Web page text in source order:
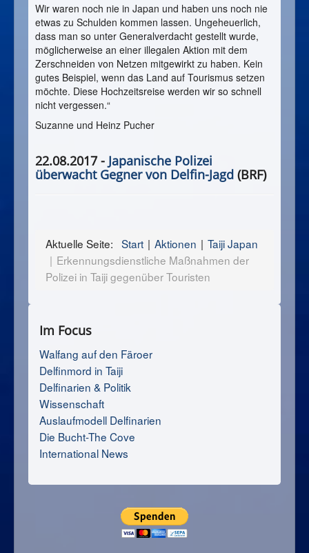
Wir waren noch nie in Japan und haben uns noch nie
etwas zu Schulden kommen lassen. Ungeheuerlich,
dass man so unter Generalverdacht gestellt wurde,
möglicherweise an einer illegalen Aktion mit dem
Zerschneiden von Netzen mitgewirkt zu haben. Kein
gutes Beispiel, wenn das Land auf Tourismus setzen
möchte. Diese Hochzeitsreise werden wir so schnell
nicht vergessen.“
Suzanne und Heinz Pucher
22.08.2017 - Japanische Polizei
überwacht Gegner von Delfin-Jagd (BRF)
Aktuelle Seite: Start Aktionen
Taiji Japan
Erkennungsdienstliche Maßnahmen der
Polizei in Taiji gegenüber Touristen
Im Focus
Walfang auf den Färoer
Delfinmord in Taiji
Delfinarien & Politik
Wissenschaft
Auslaufmodell Delfinarien
Die Bucht-The Cove
International News